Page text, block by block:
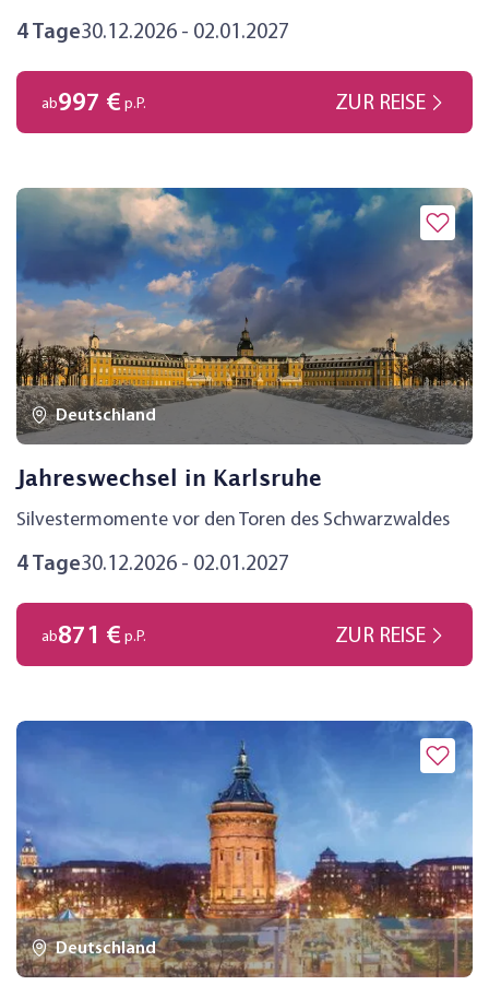
4 Tage30.12.2026 - 02.01.2027
ab997 € p.P. ZUR REISE
Deutschland
Jahreswechsel in Karlsruhe
Silvestermomente vor den Toren des Schwarzwaldes
4 Tage30.12.2026 - 02.01.2027
ab871 € p.P. ZUR REISE
Deutschland